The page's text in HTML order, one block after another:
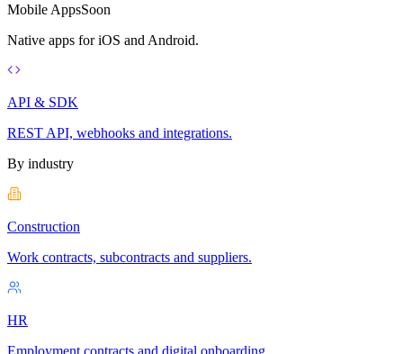
Mobile AppsSoon
Native apps for iOS and Android.
API & SDK
REST API, webhooks and integrations.
By industry
Construction
Work contracts, subcontracts and suppliers.
HR
Employment contracts and digital onboarding.